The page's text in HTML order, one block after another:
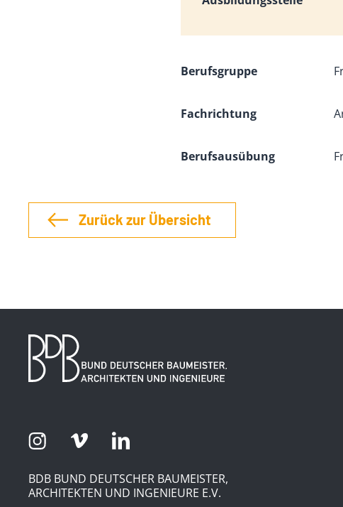
Berufsgruppe
Fachrichtung
Berufsausübung
Zurück zur Übersicht
BDB BUND DEUTSCHER BAUMEISTER,
ARCHITEKTEN UND INGENIEURE E.V.